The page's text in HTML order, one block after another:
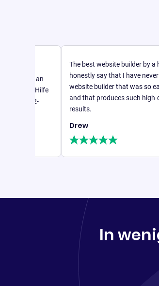
The best website builder by a huge
honestly say that I have never
website builder that was so easy to
and that produces such high-quality,
In